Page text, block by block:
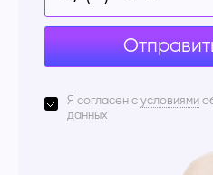
Я согласен с условиями
данных